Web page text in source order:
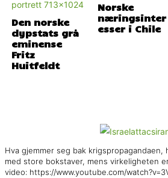
Den norske
dypstats grå
eminense
Fritz
Huitfeldt
Norske
næringsinter
esser i Chile
Hva gjemmer seg bak krigspropagandaen,
med store bokstaver, mens virkeligheten
video: https://www.youtube.com/